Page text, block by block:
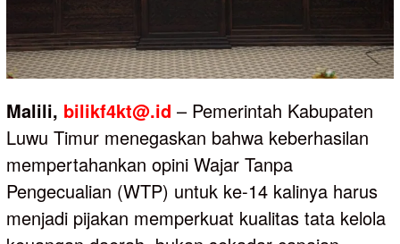
Malili, bilikf4kt@.id – Pemerintah Kabupaten
Luwu Timur menegaskan bahwa keberhasilan
mempertahankan opini Wajar Tanpa
Pengecualian (WTP) untuk ke-14 kalinya harus
menjadi pijakan memperkuat kualitas tata kelola